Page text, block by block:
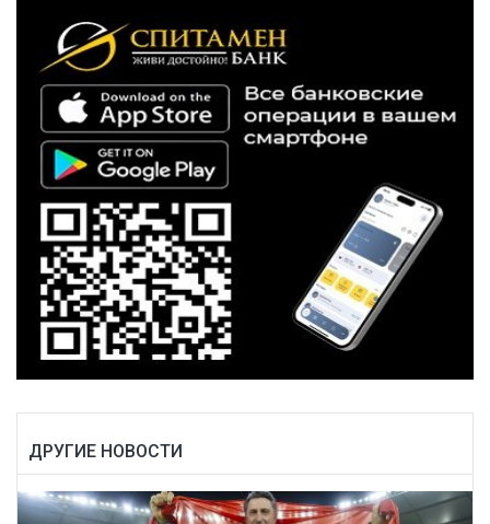
ДРУГИЕ НОВОСТИ